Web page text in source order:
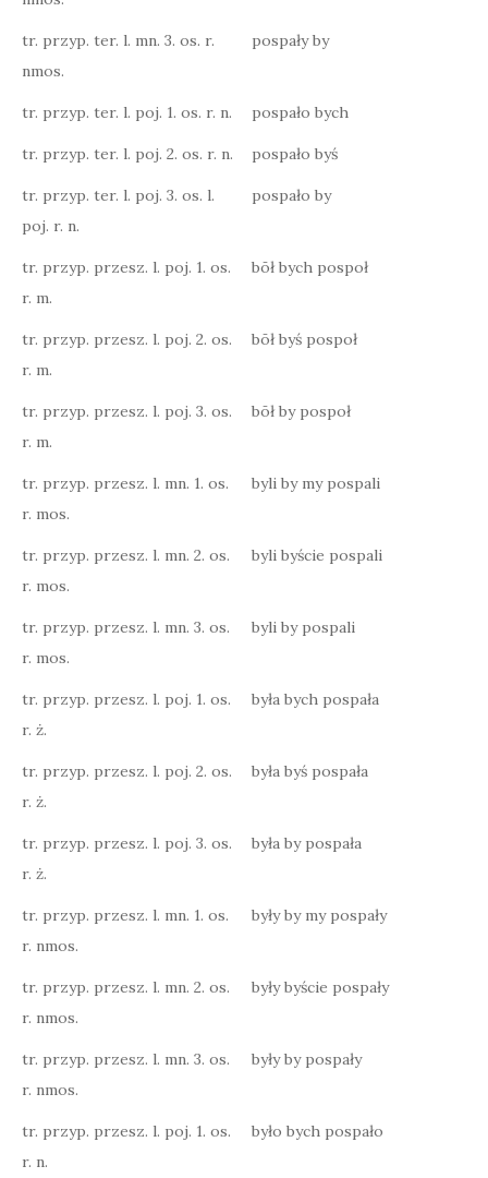
tr. przyp. ter. l. mn. 3. os. r.
nmos.
pospały by
tr. przyp. ter. l. poj. 1. os. r. n. pospało bych
tr. przyp. ter. l. poj. 2. os. r. n. pospało byś
tr. przyp. ter. l. poj. 3. os. l.
poj. r. n.
pospało by
tr. przyp. przesz. l. poj. 1. os.
r. m.
bōł bych pospoł
tr. przyp. przesz. l. poj. 2. os.
r. m.
bōł byś pospoł
tr. przyp. przesz. l. poj. 3. os.
r. m.
bōł by pospoł
tr. przyp. przesz. l. mn. 1. os.
r. mos.
byli by my pospali
tr. przyp. przesz. l. mn. 2. os.
r. mos.
byli byście pospali
tr. przyp. przesz. l. mn. 3. os.
r. mos.
byli by pospali
tr. przyp. przesz. l. poj. 1. os.
r. ż.
była bych pospała
tr. przyp. przesz. l. poj. 2. os.
r. ż.
była byś pospała
tr. przyp. przesz. l. poj. 3. os.
r. ż.
była by pospała
tr. przyp. przesz. l. mn. 1. os.
r. nmos.
były by my pospały
tr. przyp. przesz. l. mn. 2. os.
r. nmos.
były byście pospały
tr. przyp. przesz. l. mn. 3. os.
r. nmos.
były by pospały
tr. przyp. przesz. l. poj. 1. os.
r. n.
było bych pospało